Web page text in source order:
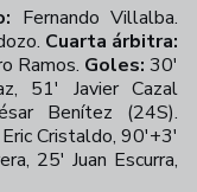
Fernando Villalba.
Cuarta árbitra:
Ramos. Goles: 30'
51' Javier Cazal
Benítez (24S).
Cristaldo, 90'+3'
25' Juan Escurra,